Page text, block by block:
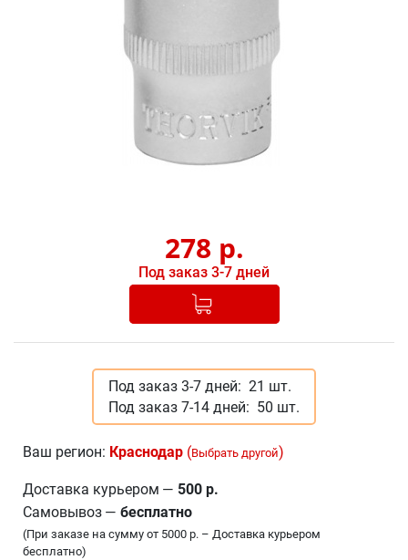
278 р.
Под заказ 3-7 дней
Добавлено в корзину
Под заказ 3-7 дней: 21 шт.
Под заказ 7-14 дней: 50 шт.
Ваш регион: Краснодар (Выбрать другой)
Доставка курьером — 500 р.
Самовывоз — бесплатно
(При заказе на сумму от 5000 р. – Доставка курьером
бесплатно)